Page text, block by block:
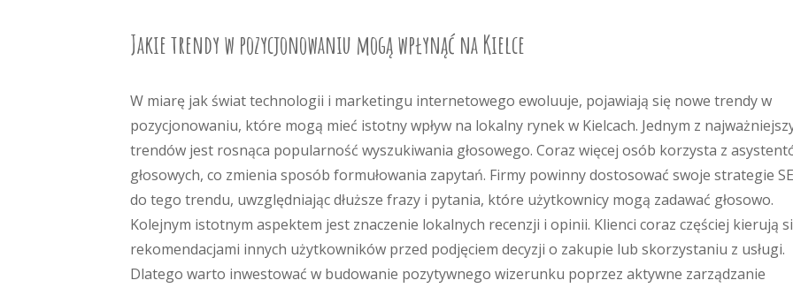
Jakie trendy w pozycjonowaniu mogą wpłynąć na Kielce
W miarę jak świat technologii i marketingu internetowego ewoluuje, pojawiają się nowe trendy w
pozycjonowaniu, które mogą mieć istotny wpływ na lokalny rynek w Kielcach. Jednym z
trendów jest rosnąca popularność wyszukiwania głosowego. Coraz więcej osób korzysta z
głosowych, co zmienia sposób formułowania zapytań. Firmy powinny dostosować swoje strategie
do tego trendu, uwzględniając dłuższe frazy i pytania, które użytkownicy mogą zadawać głosowo.
Kolejnym istotnym aspektem jest znaczenie lokalnych recenzji i opinii. Klienci coraz częściej kierują
rekomendacjami innych użytkowników przed podjęciem decyzji o zakupie lub skorzystaniu z usługi.
Dlatego warto inwestować w budowanie pozytywnego wizerunku poprzez aktywne zarządzanie